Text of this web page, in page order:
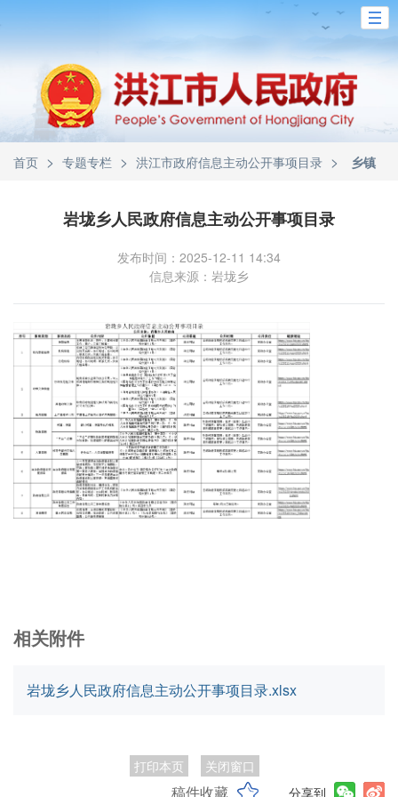
首页 > 专题专栏 > 洪江市政府信息主动公开事项目录 > 乡镇
岩垅乡人民政府信息主动公开事项目录
发布时间：2025-12-11 14:34
信息来源：岩垅乡
相关附件
岩垅乡人民政府信息主动公开事项目录.xlsx
打印本页 关闭窗口
稿件收藏 分享到